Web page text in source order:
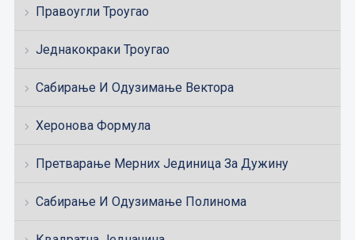
Правоугли Троугао
Једнакокраки Троугао
Сабирање И Одузимање Вектора
Херонова Формула
Претварање Мерних Јединица За Дужину
Сабирање И Одузимање Полинома